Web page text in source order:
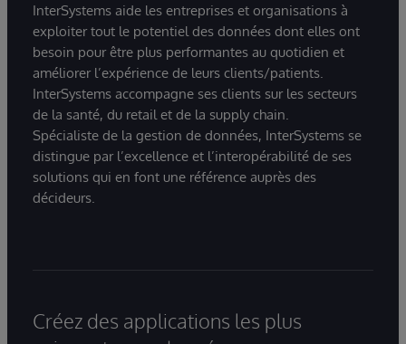
InterSystems aide les entreprises et organisations à
exploiter tout le potentiel des données dont elles ont
besoin pour être plus performantes au quotidien et
améliorer l’expérience de leurs clients/patients.
InterSystems accompagne ses clients sur les secteurs
de la santé, du retail et de la supply chain.
Spécialiste de la gestion de données, InterSystems se
distingue par l’excellence et l’interopérabilité de ses
solutions qui en font une référence auprès des
décideurs.
Créez des applications les plus